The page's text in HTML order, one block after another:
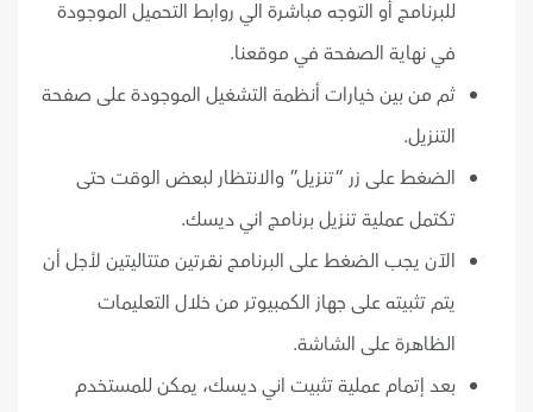
للبرنامج أو التوجه مباشرة الي روابط التحميل الموجودة
في نهاية الصفحة في موقعنا.
ثم من بين خيارات أنظمة التشغيل الموجودة على صفحة
التنزيل.
الضغط على زر “تنزيل” والانتظار لبعض الوقت حتى
تكتمل عملية تنزيل برنامج اني ديسك.
الآن يجب الضغط على البرنامج نقرتين متتاليتين لأجل أن
يتم تثبيته على جهاز الكمبيوتر من خلال التعليمات
الظاهرة على الشاشة.
بعد إتمام عملية تثبيت اني ديسك، يمكن للمستخدم